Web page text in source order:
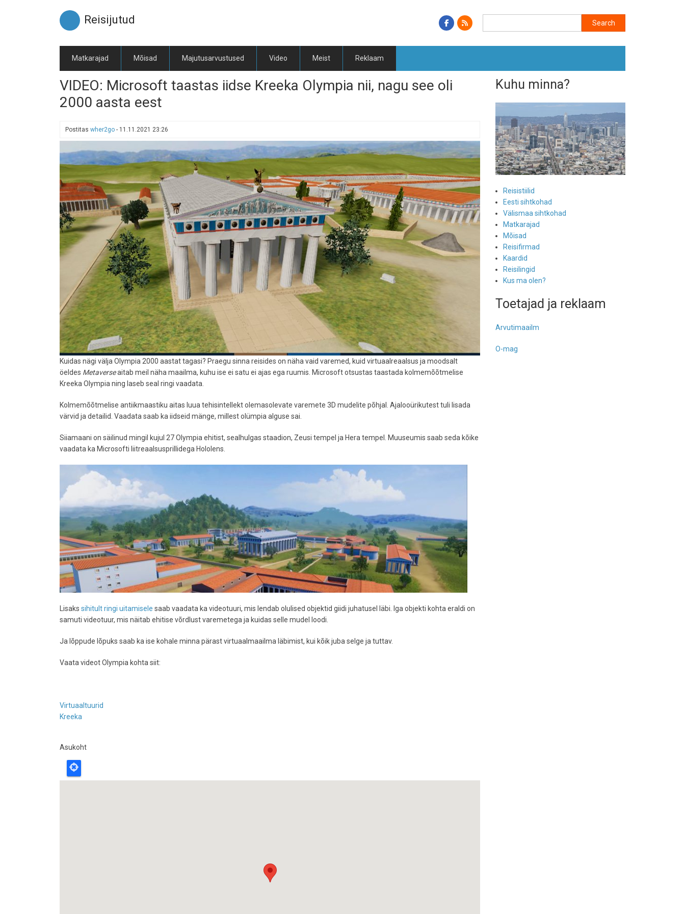
Reisijutud
Matkarajad Mõisad Majutusarvustused Video Meist Reklaam
VIDEO: Microsoft taastas iidse Kreeka Olympia nii, nagu see oli
2000 aasta eest
Postitas wher2go - 11.11.2021 23:26
Kuidas nägi välja Olympia 2000 aastat tagasi? Praegu sinna reisides on näha vaid varemed, kuid virtuaalreaalsus ja moodsalt
öeldes Metaverseaitab meil näha maailma, kuhu ise ei satu ei ajas ega ruumis. Microsoft otsustas taastada kolmemõõtmelise
Kreeka Olympia ning laseb seal ringi vaadata.
Kolmemõõtmelise antiikmaastiku aitas luua tehisintellekt olemasolevate varemete 3D mudelite põhjal. Ajalooürikutest tuli lisada
värvid ja detailid. Vaadata saab ka iidseid mänge, millest olümpia alguse sai.
Siiamaani on säilinud mingil kujul 27 Olympia ehitist, sealhulgas staadion, Zeusi tempel ja Hera tempel. Muuseumis saab seda kõike
vaadata ka Microsofti liitreaalsusprillidega Hololens.
Lisaks sihitult ringi uitamisele saab vaadata ka videotuuri, mis lendab olulised objektid giidi juhatusel läbi. Iga objekti kohta eraldi on
samuti videotuur, mis näitab ehitise võrdlust varemetega ja kuidas selle mudel loodi.
Ja lõppude lõpuks saab ka ise kohale minna pärast virtuaalmaailma läbimist, kui kõik juba selge ja tuttav.
Vaata videot Olympia kohta siit:
Virtuaaltuurid
Kreeka
Asukoht
Kuhu minna?
Reisistiilid
Eesti sihtkohad
Välismaa sihtkohad
Matkarajad
Mõisad
Reisifirmad
Kaardid
Reisilingid
Kus ma olen?
Toetajad ja reklaam
Arvutimaailm
O-mag